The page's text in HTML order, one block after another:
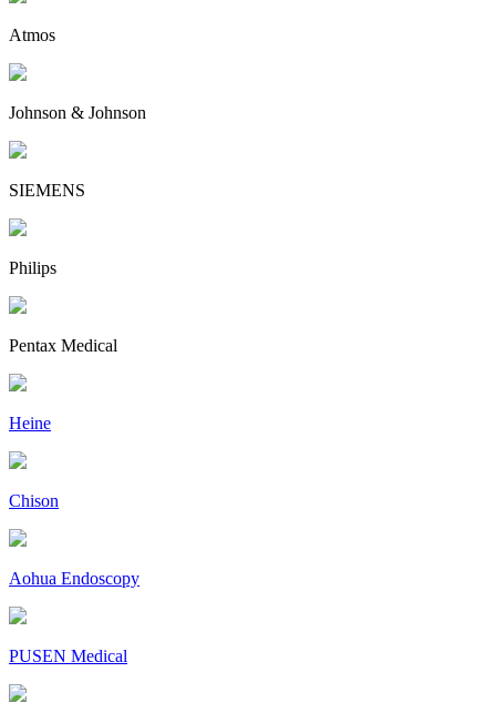
Atmos
Johnson & Johnson
SIEMENS
Philips
Pentax Medical
Heine
Chison
Aohua Endoscopy
PUSEN Medical